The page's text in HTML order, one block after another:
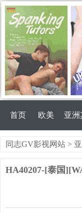
首页 欧美 亚洲
同志GV影视网站 >
HA40207-[泰国